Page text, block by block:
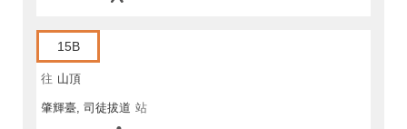
15B
往 山頂
肇輝臺, 司徒拔道 站